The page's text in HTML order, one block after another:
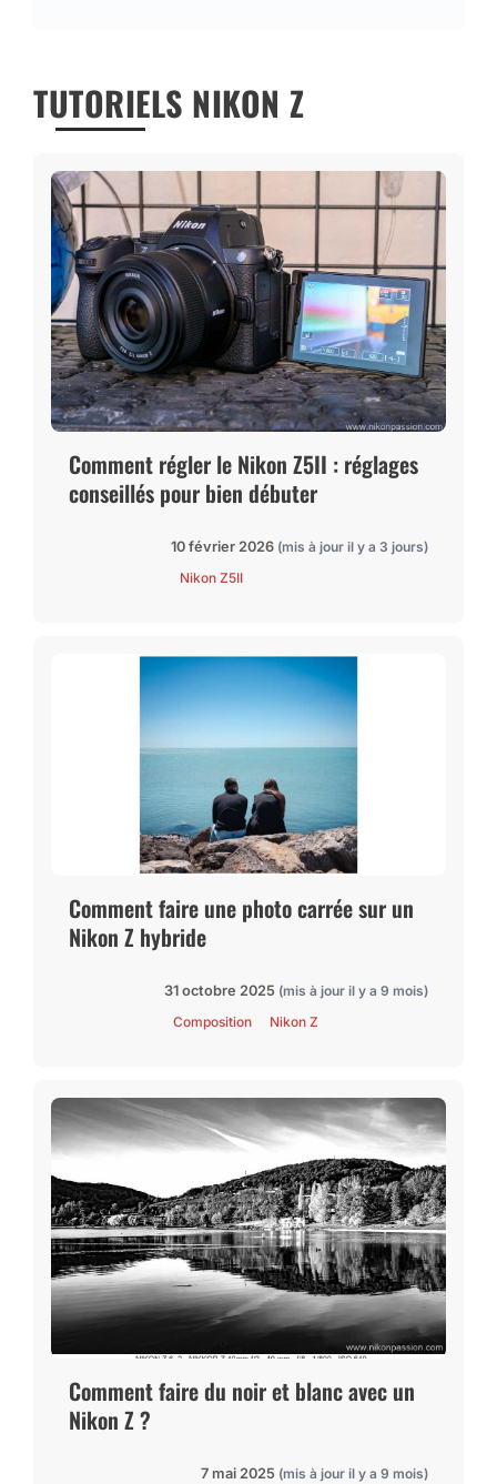
TUTORIELS NIKON Z
Comment régler le Nikon Z5II : réglages
conseillés pour bien débuter
10 février 2026 (mis à jour il y a 3 jours)
Nikon Z5II
Comment faire une photo carrée sur un
Nikon Z hybride
31 octobre 2025 (mis à jour il y a 9 mois)
Composition
Nikon Z
Comment faire du noir et blanc avec un
Nikon Z ?
7 mai 2025 (mis à jour il y a 9 mois)